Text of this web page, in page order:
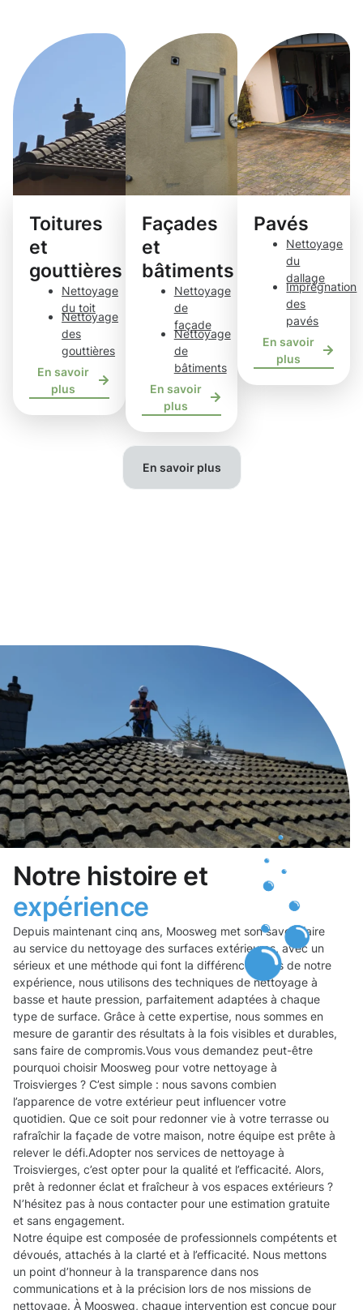
Toitures
et
gouttières
Nettoyage
du toit
Nettoyage
des
gouttières
En savoir
plus
Façades
et
bâtiments
Nettoyage
de
façade
Nettoyage
de
bâtiments
En savoir
plus
Pavés
Nettoyage
du
dallage
Imprégnation
des
pavés
En savoir
plus
En savoir plus
Notre histoire et
expérience
Depuis maintenant cinq ans, Moosweg met son savoir-faire
au service du nettoyage des surfaces extérieures, avec un
sérieux et une méthode qui font la différence. Forts de notre
expérience, nous utilisons des techniques de nettoyage à
basse et haute pression, parfaitement adaptées à chaque
type de surface. Grâce à cette expertise, nous sommes en
mesure de garantir des résultats à la fois visibles et durables,
sans faire de compromis.Vous vous demandez peut-être
pourquoi choisir Moosweg pour votre nettoyage à
Troisvierges ? C’est simple : nous savons combien
l’apparence de votre extérieur peut influencer votre
quotidien. Que ce soit pour redonner vie à votre terrasse ou
rafraîchir la façade de votre maison, notre équipe est prête à
relever le défi.Adopter nos services de nettoyage à
Troisvierges, c’est opter pour la qualité et l’efficacité. Alors,
prêt à redonner éclat et fraîcheur à vos espaces extérieurs ?
N’hésitez pas à nous contacter pour une estimation gratuite
et sans engagement.
Notre équipe est composée de professionnels compétents et
dévoués, attachés à la clarté et à l’efficacité. Nous mettons
un point d’honneur à la transparence dans nos
communications et à la précision lors de nos missions de
nettoyage. À Moosweg, chaque intervention est conçue pour